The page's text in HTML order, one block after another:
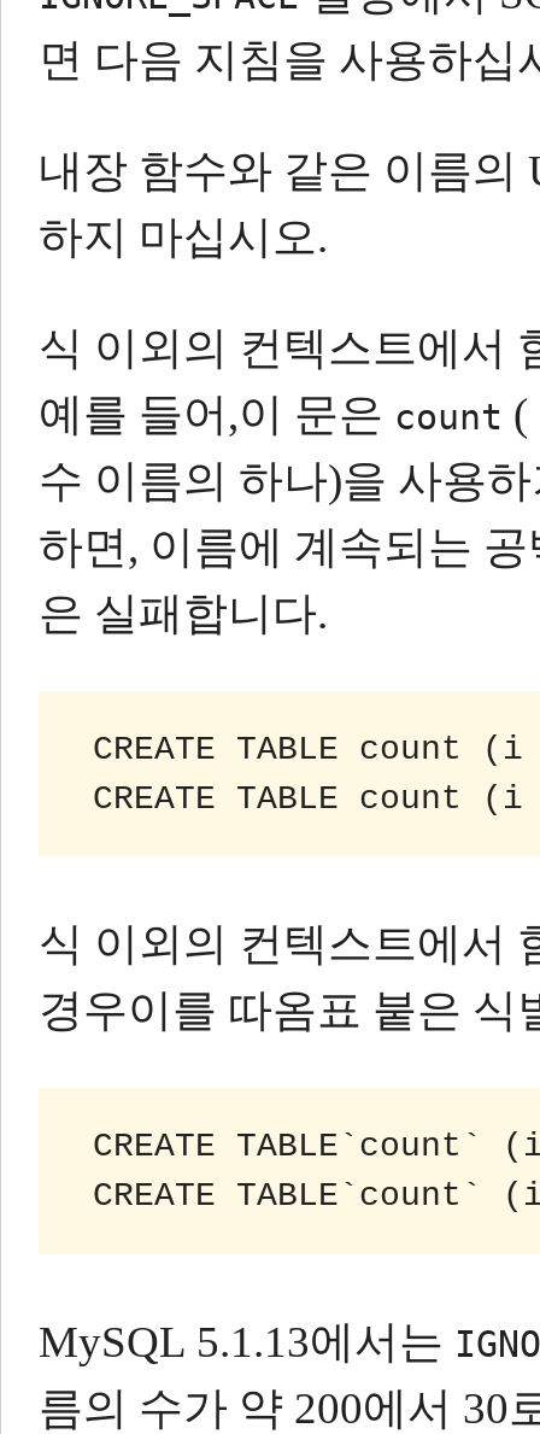
면 다음 지침을 사용하십
내장 함수와 같은 이름의
하지 마십시오.
식 이외의 컨텍스트에서
예를 들어,이 문은 count (
수 이름의 하나)을 사용
하면, 이름에 계속되는
은 실패합니다.
CREATE TABLE count
CREATE TABLE count
식 이외의 컨텍스트에서
경우이를 따옴표 붙은 식
CREATE TABLE`count`
CREATE TABLE`count`
MySQL 5.1.13에서는
름의 수가 약 200에서 30